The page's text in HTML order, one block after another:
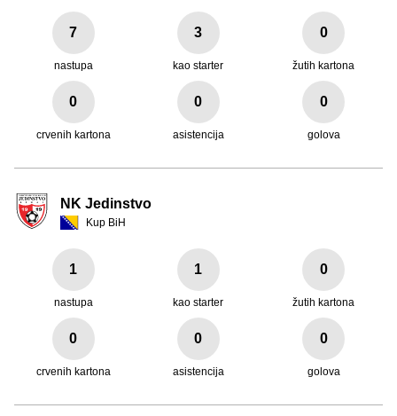
7
nastupa
3
kao starter
0
žutih kartona
0
crvenih kartona
0
asistencija
0
golova
NK Jedinstvo
Kup BiH
1
nastupa
1
kao starter
0
žutih kartona
0
crvenih kartona
0
asistencija
0
golova